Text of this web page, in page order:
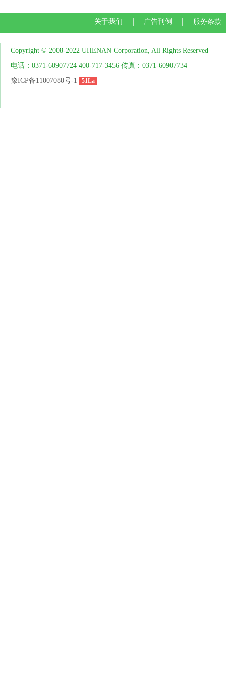
关于我们 广告刊例 服务条款
Copyright © 2008-2022 UHENAN Corporation, All Rights Reserved
电话：0371-60907724 400-717-3456 传真：0371-60907734
豫ICP备11007080号-1
51La